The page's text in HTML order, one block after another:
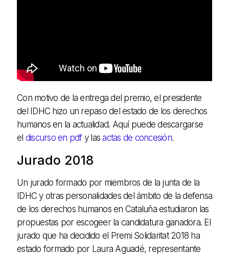
Con motivo de la entrega del premio, el presidente
del IDHC hizo un repaso del estado de los derechos
humanos en la actualidad. Aquí puede descargarse
el discurso en pdfy lasactas de concesión.
Jurado 2018
Un jurado formado por miembros de la junta de la
IDHC y otras personalidades del ámbito de la defensa
de los derechos humanos en Cataluña estudiaron las
propuestas por escogeer la candidatura ganadora. El
jurado que ha decidido el Premi Solidaritat 2018 ha
estado formado por Laura Aguadé, representante